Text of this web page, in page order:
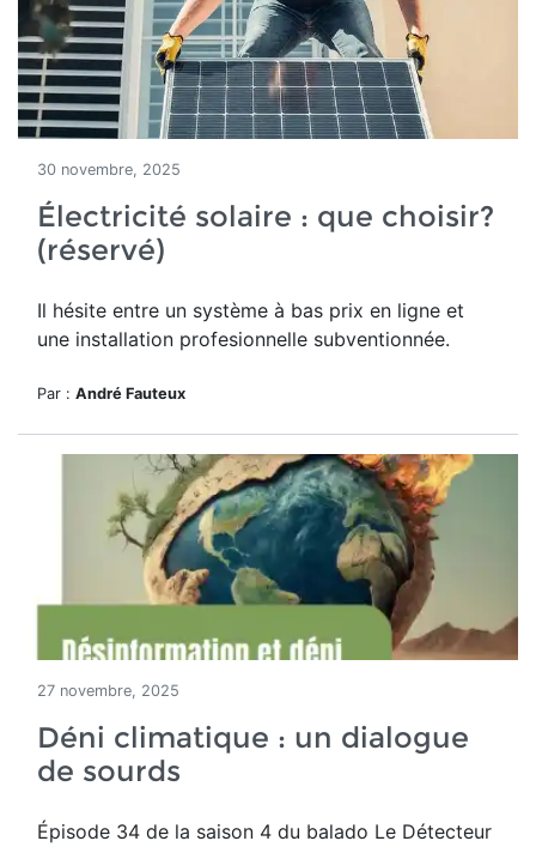
30 novembre, 2025
Électricité solaire : que choisir?
(réservé)
Il hésite entre un système à bas prix en ligne et
une installation profesionnelle subventionnée.
Par : André Fauteux
27 novembre, 2025
Déni climatique : un dialogue
de sourds
Épisode 34 de la saison 4 du balado Le Détecteur